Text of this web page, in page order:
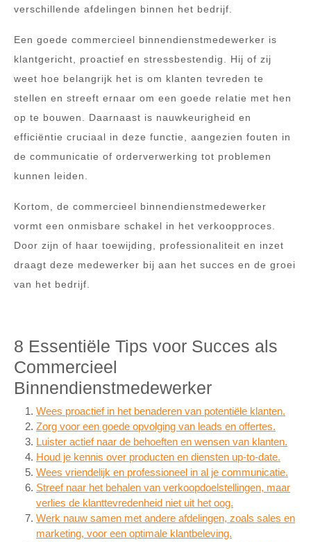
verschillende afdelingen binnen het bedrijf.
Een goede commercieel binnendienstmedewerker is
klantgericht, proactief en stressbestendig. Hij of zij
weet hoe belangrijk het is om klanten tevreden te
stellen en streeft ernaar om een goede relatie met hen
op te bouwen. Daarnaast is nauwkeurigheid en
efficiëntie cruciaal in deze functie, aangezien fouten in
de communicatie of orderverwerking tot problemen
kunnen leiden.
Kortom, de commercieel binnendienstmedewerker
vormt een onmisbare schakel in het verkoopproces.
Door zijn of haar toewijding, professionaliteit en inzet
draagt deze medewerker bij aan het succes en de groei
van het bedrijf.
8 Essentiële Tips voor Succes als
Commercieel
Binnendienstmedewerker
Wees proactief in het benaderen van potentiële klanten.
Zorg voor een goede opvolging van leads en offertes.
Luister actief naar de behoeften en wensen van klanten.
Houd je kennis over producten en diensten up-to-date.
Wees vriendelijk en professioneel in al je communicatie.
Streef naar het behalen van verkoopdoelstellingen, maar
verlies de klanttevredenheid niet uit het oog.
Werk nauw samen met andere afdelingen, zoals sales en
marketing, voor een optimale klantbeleving.